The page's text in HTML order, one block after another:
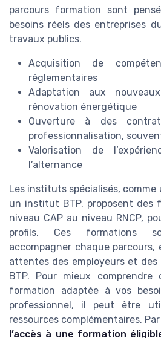
parcours formation sont
besoins réels des entreprises
travaux publics.
Acquisition de
réglementaires
Adaptation aux
rénovation énergétique
Ouverture à des
professionnalisation,
Valorisation de
l’alternance
Les instituts spécialisés,
un institut BTP, proposent des
niveau CAP au niveau RNCP,
profils. Ces formations
accompagner chaque
attentes des employeurs et
BTP. Pour mieux comprendre
formation adaptée à vos
professionnel, il peut être
ressources complémentaires.
l’accès à une formation